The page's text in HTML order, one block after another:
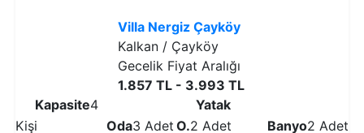
Villa Nergiz Çayköy
Kalkan / Çayköy
Gecelik Fiyat Aralığı
1.857 TL - 3.993 TL
Kapasite4
Kişi
Oda3 Adet
Yatak
O.2 Adet Banyo2 Adet